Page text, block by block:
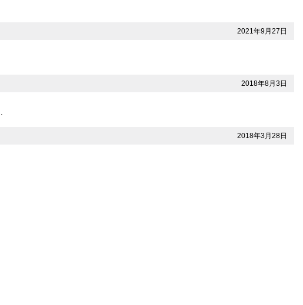
2021年9月27日
2018年8月3日
2018年3月28日